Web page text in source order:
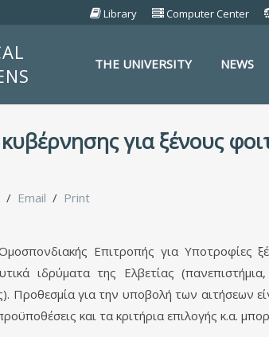
Library Computer Center
THE UNIVERSITY NEWS
για ξένους
Email Print
Επιτροπής για Υποτροφίες
ιδρύματα της Ελβετίας
Προθεσμία για την υποβολή των αιτήσεων
και τα κριτήρια επιλογής κ.α.